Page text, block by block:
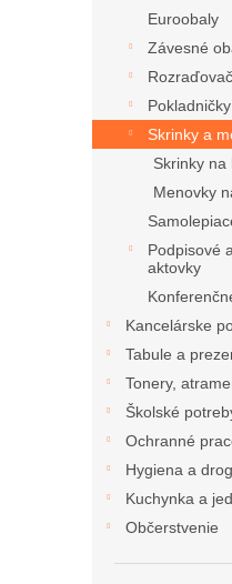
Euroobaly
Závesné
Skrinky a
Skrinky na
Menovky
Podpisové
aktovky
Kancelárske
Tabule a
Tonery,
Školské
Ochranné
Hygiena a
Kuchynka a
Občerstvenie